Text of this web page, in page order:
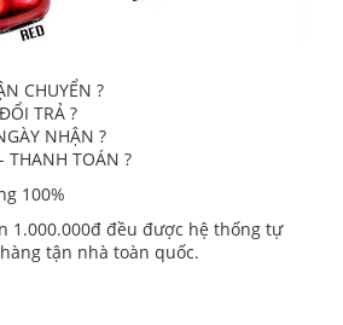
CHUYỂN ?
TRẢ ?
NHẬN ?
THANH TOÁN ?
100%
1.000.000đ đều được hệ thống tự
tận nhà toàn quốc.